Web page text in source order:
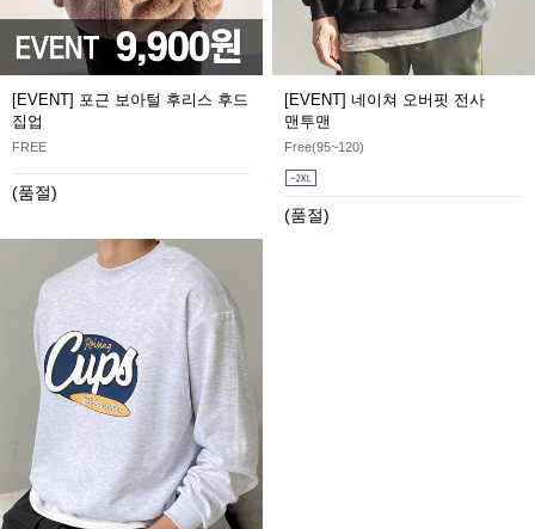
[EVENT] 포근 보아털 후리스 후드
집업
FREE
(품절)
[EVENT] 네이쳐 오버핏 전사
맨투맨
Free(95~120)
(품절)